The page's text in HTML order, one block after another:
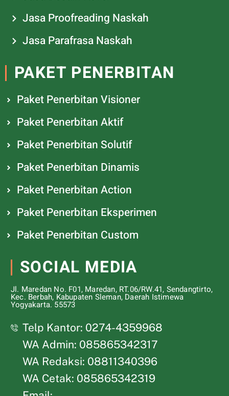
Jasa Proofreading Naskah
Jasa Parafrasa Naskah
PAKET PENERBITAN
Paket Penerbitan Visioner
Paket Penerbitan Aktif
Paket Penerbitan Solutif
Paket Penerbitan Dinamis
Paket Penerbitan Action
Paket Penerbitan Eksperimen
Paket Penerbitan Custom
SOCIAL MEDIA
Jl. Maredan No. F01, Maredan, RT.06/RW.41, Sendangtirto,
Kec. Berbah, Kabupaten Sleman, Daerah Istimewa
Yogyakarta. 55573
Telp Kantor: 0274-4359968
WA Admin: 085865342317
WA Redaksi: 08811340396
WA Cetak: 085865342319